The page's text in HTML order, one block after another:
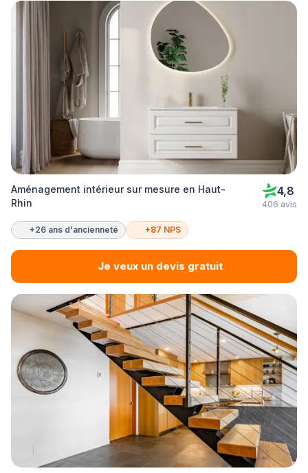
Aménagement intérieur sur mesure en Haut-
Rhin
4,8
406 avis
+26 ans d'ancienneté +87 NPS
Je veux un devis gratuit